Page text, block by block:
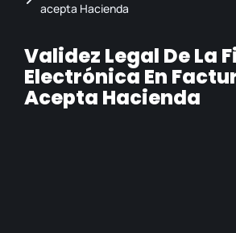
acepta Hacienda
Validez Legal De La
Electrónica En
Acepta Hacienda